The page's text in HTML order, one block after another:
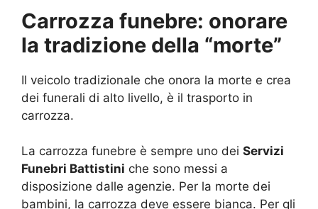
Carrozza funebre: onorare
la tradizione della “morte”
Il veicolo tradizionale che onora la morte e crea
dei funerali di alto livello, è il trasporto in
carrozza.
La carrozza funebre è sempre uno dei Servizi
Funebri Battistini che sono messi a
disposizione dalle agenzie. Per la morte dei
bambini, la carrozza deve essere bianca. Per gli